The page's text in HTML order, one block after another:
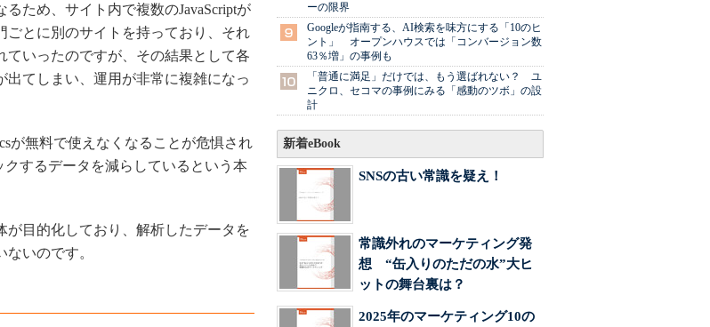
ため、サイト内で複数のJavaScriptが
とに別のサイトを持っており、それ
いったのですが、その結果として各
てしまい、運用が非常に複雑になっ
が無料で使えなくなることが危惧され
するデータを減らしているという本
目的化しており、解析したデータを
いのです。
ーの限界
Googleが指南する、AI検索を味方にする「10のヒ
ント」 オープンハウスでは「コンバージョン数
63％増」の事例も
「普通に満足」だけでは、もう選ばれない？ ユ
ニクロ、セコマの事例にみる「感動のツボ」の設
計
新着eBook
SNSの古い常識を疑え！
常識外れのマーケティング発
想 “缶入りのただの水”大ヒ
ットの舞台裏は？
2025年のマーケティング10の